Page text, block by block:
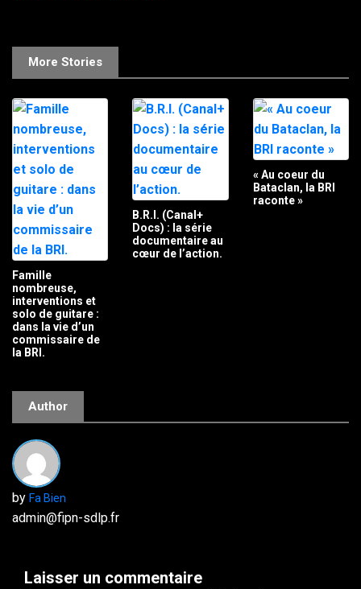
More Stories
Famille
nombreuse,
interventions et
solo de guitare :
dans la vie d’un
commissaire de
la BRI.
B.R.I. (Canal+
Docs) : la série
documentaire au
cœur de l’action.
« Au coeur du
Bataclan, la BRI
raconte »
Author
by Fa Bien
admin@fipn-sdlp.fr
Laisser un commentaire